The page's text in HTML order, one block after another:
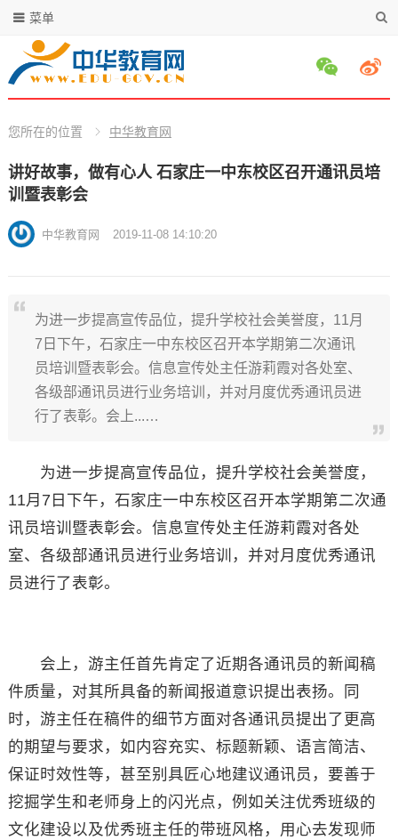
菜单
您所在的位置 中华教育网
讲好故事，做有心人 石家庄一中东校区召开通讯员培
训暨表彰会
中华教育网 2019-11-08 14:10:20
为进一步提高宣传品位，提升学校社会美誉度，11月
7日下午，石家庄一中东校区召开本学期第二次通讯
员培训暨表彰会。信息宣传处主任游莉霞对各处室、
各级部通讯员进行业务培训，并对月度优秀通讯员进
行了表彰。会上...…
为进一步提高宣传品位，提升学校社会美誉度，
11月7日下午，石家庄一中东校区召开本学期第二次通
讯员培训暨表彰会。信息宣传处主任游莉霞对各处
室、各级部通讯员进行业务培训，并对月度优秀通讯
员进行了表彰。
会上，游主任首先肯定了近期各通讯员的新闻稿
件质量，对其所具备的新闻报道意识提出表扬。同
时，游主任在稿件的细节方面对各通讯员提出了更高
的期望与要求，如内容充实、标题新颖、语言简洁、
保证时效性等，甚至别具匠心地建议通讯员，要善于
挖掘学生和老师身上的闪光点，例如关注优秀班级的
文化建设以及优秀班主任的带班风格，用心去发现师